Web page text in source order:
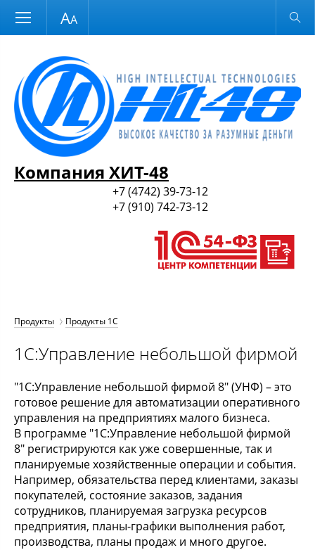
Размер шрифта Обычная версия
Компания ХИТ-48
+7 (4742) 39-73-12
+7 (910) 742-73-12
Продукты Продукты 1С
1С:Управление небольшой фирмой
"1С:Управление небольшой фирмой 8" (УНФ) – это
готовое решение для автоматизации оперативного
управления на предприятиях малого бизнеса.
В программе "1С:Управление небольшой фирмой
8" регистрируются как уже совершенные, так и
планируемые хозяйственные операции и события.
Например, обязательства перед клиентами, заказы
покупателей, состояние заказов, задания
сотрудников, планируемая загрузка ресурсов
предприятия, планы-графики выполнения работ,
производства, планы продаж и много другое.